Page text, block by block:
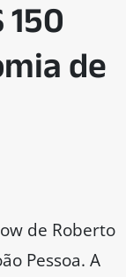
de
de Roberto
Pessoa. A